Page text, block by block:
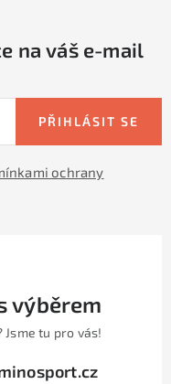
na váš e-mail
ochrany
PŘIHLÁSIT SE
výběrem
tu pro vás!